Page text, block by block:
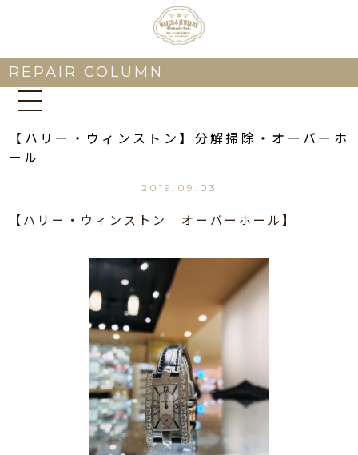
REPAIR COLUMN
【ハリー・ウィンストン】分解掃除・オーバーホ
ール
2019.09.03
【ハリー・ウィンストン オーバーホール】